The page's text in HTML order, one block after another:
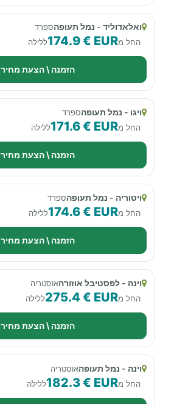
ואלאדוליד - נמל תעופהספרד
החל מ174.9 € EURללילה
הזמנה \ הצעת מחיר
ויגו - נמל תעופהספרד
החל מ171.6 € EURללילה
הזמנה \ הצעת מחיר
ויטוריה - נמל תעופהספרד
החל מ174.6 € EURללילה
הזמנה \ הצעת מחיר
וינה - לפסטיבל אוזורהאוסטריה
החל מ275.4 € EURללילה
הזמנה \ הצעת מחיר
וינה - נמל תעופהאוסטריה
החל מ182.3 € EURללילה